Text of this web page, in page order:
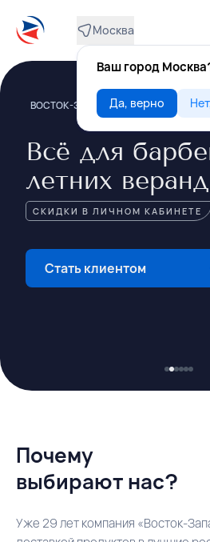
Москва
Ваш город
Да, верно
ВОСТОК-ЗАПАД
Всё для
летних веранд
СКИДКИ В ЛИЧНОМ КАБИНЕТЕ
Стать клиентом
Почему
выбирают нас?
Уже 29 лет компания «Восток-